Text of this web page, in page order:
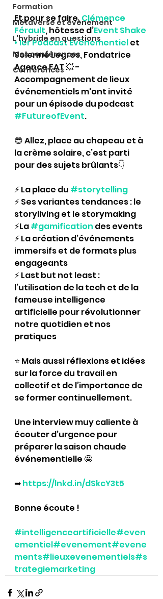
Formation
Métaverse et évènement
L'hybride en questions
Mes conférences
Conférences
Et pour se faire, Clémence
Férault, hôtesse d’Event Shake
• 1er Podcast Événementiel et
Solenne Legros, Fondatrice
Agence FAT 💥 -
Accompagnement de lieux
événementiels m'ont invité
pour un épisode du podcast
#FutureofEvent.
😎 Allez, place au chapeau et à
la crème solaire, c’est parti
pour des sujets brûlants👇
⚡ La place du #storytelling
⚡ Ses variantes tendances : le
storyliving et le storymaking
⚡La #gamification des events
⚡ La création d’événements
immersifs et de formats plus
engageants
⚡ Last but not least :
l’utilisation de la tech et de la
fameuse intelligence
artificielle pour révolutionner
notre quotidien et nos
pratiques
⭐ Mais aussi réflexions et idées
sur la force du travail en
collectif et de l’importance de
se former continuellement.
Une interview muy caliente à
écouter d’urgence pour
préparer la saison chaude
événementielle 🤩
➡ https://lnkd.in/dSkcY3t5
Bonne écoute !
#intelligenceartificielle#even
ementiel#evenement#evene
ments#lieuxevenementiels#s
trategiemarketing